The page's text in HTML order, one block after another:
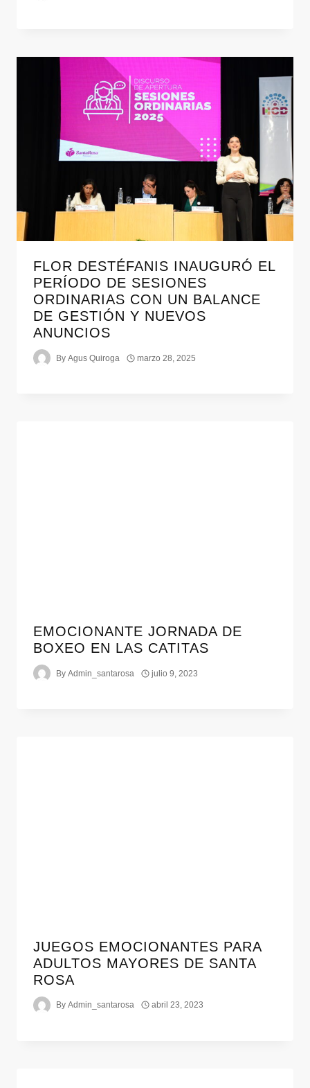
FLOR DESTÉFANIS INAUGURÓ EL
PERÍODO DE SESIONES
ORDINARIAS CON UN BALANCE
DE GESTIÓN Y NUEVOS
ANUNCIOS
By Agus Quiroga marzo 28, 2025
EMOCIONANTE JORNADA DE
BOXEO EN LAS CATITAS
By Admin_santarosa julio 9, 2023
JUEGOS EMOCIONANTES PARA
ADULTOS MAYORES DE SANTA
ROSA
By Admin_santarosa abril 23, 2023